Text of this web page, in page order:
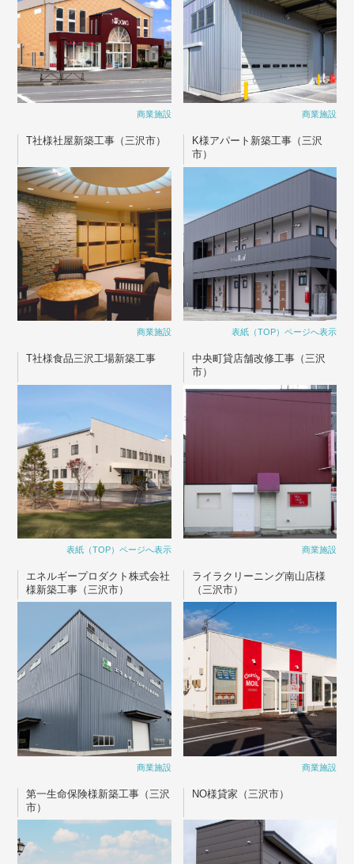
商業施設 商業施設
T社様社屋新築工事（三沢市）
商業施設
K様アパート新築工事（三沢
市）
表紙（TOP）ページへ表示
T社様食品三沢工場新築工事
表紙（TOP）ページへ表示
中央町貸店舗改修工事（三沢
市）
商業施設
エネルギープロダクト株式会社
様新築工事（三沢市）
商業施設
ライラクリーニング南山店様
（三沢市）
商業施設
第一生命保険様新築工事（三沢
市）
NO様貸家（三沢市）